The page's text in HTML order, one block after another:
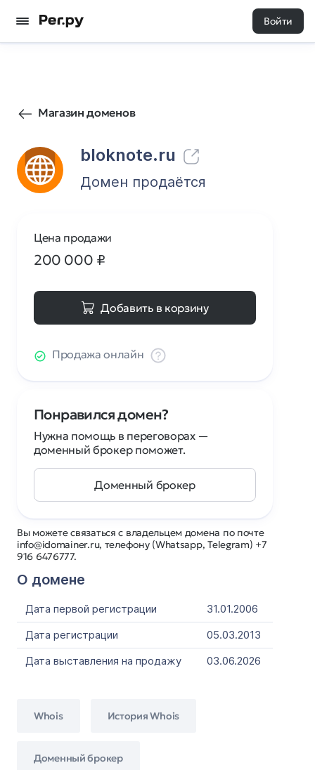
Войти
Магазин доменов
bloknote.ru
6 0
Домен продаётся
Вы можете связаться с владельцем домена по почте
info@idomainer.ru, телефону (Whatsapp, Telegram) +7
916 6476777.
О домене
Дата первой регистрации
31.01.2006
Дата регистрации
05.03.2013
Дата выставления на продажу
03.06.2026
Whois История Whois
Доменный брокер
Цена продажи
200 000 ₽
Добавить в корзину
Продажа онлайн
Понравился домен?
Нужна помощь в переговорах —
доменный брокер поможет.
Доменный брокер